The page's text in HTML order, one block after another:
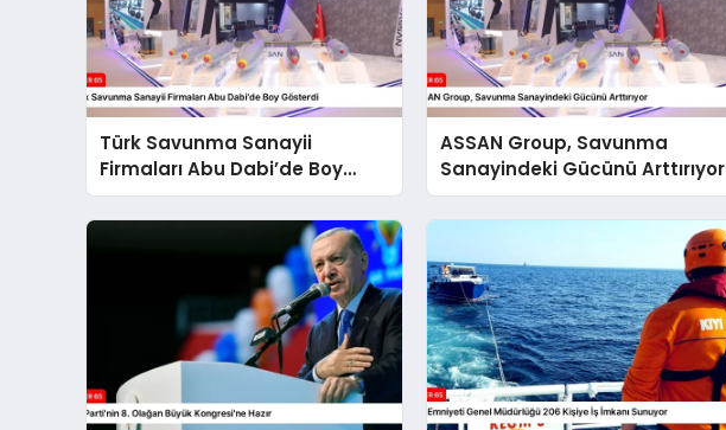
Türk Savunma Sanayii
Firmaları Abu Dabi’de Boy
Gösterdi
ASSAN Group, Savunma
Sanayindeki Gücünü Arttırıyor